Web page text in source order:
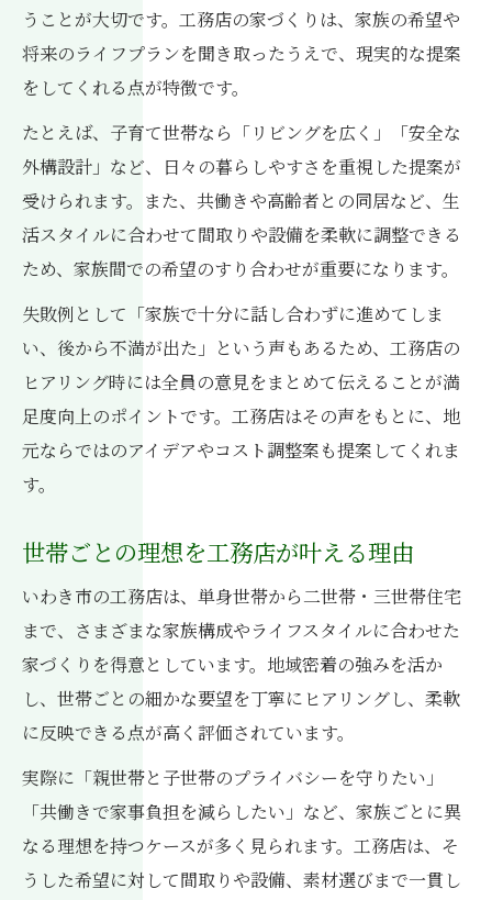
うことが大切です。工務店の家づくりは、家族の希望や
将来のライフプランを聞き取ったうえで、現実的な提案
をしてくれる点が特徴です。
たとえば、子育て世帯なら「リビングを広く」「安全な
外構設計」など、日々の暮らしやすさを重視した提案が
受けられます。また、共働きや高齢者との同居など、生
活スタイルに合わせて間取りや設備を柔軟に調整できる
ため、家族間での希望のすり合わせが重要になります。
失敗例として「家族で十分に話し合わずに進めてしま
い、後から不満が出た」という声もあるため、工務店の
ヒアリング時には全員の意見をまとめて伝えることが満
足度向上のポイントです。工務店はその声をもとに、地
元ならではのアイデアやコスト調整案も提案してくれま
す。
世帯ごとの理想を工務店が叶える理由
いわき市の工務店は、単身世帯から二世帯・三世帯住宅
まで、さまざまな家族構成やライフスタイルに合わせた
家づくりを得意としています。地域密着の強みを活か
し、世帯ごとの細かな要望を丁寧にヒアリングし、柔軟
に反映できる点が高く評価されています。
実際に「親世帯と子世帯のプライバシーを守りたい」
「共働きで家事負担を減らしたい」など、家族ごとに異
なる理想を持つケースが多く見られます。工務店は、そ
うした希望に対して間取りや設備、素材選びまで一貫し